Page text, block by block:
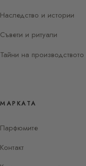
Наследство и истории
Съвети и ритуали
Тайни на производството
МАРКАТА
Парфюмите
Контакт